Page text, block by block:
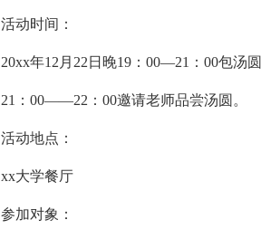
活动时间：
20xx年12月22日晚19：00—21：00包汤
21：00——22：00邀请老师品尝汤圆。
活动地点：
xx大学餐厅
参加对象：